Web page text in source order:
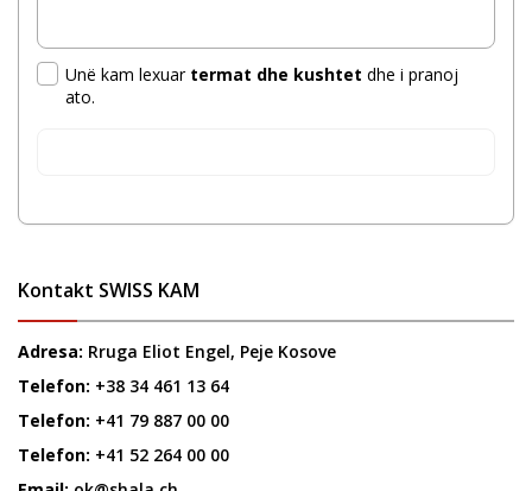
Unë kam lexuar termat dhe kushtet dhe i pranoj
ato.
Kontakt SWISS KAM
Adresa: Rruga Eliot Engel, Peje Kosove
Telefon: +38 34 461 13 64
Telefon: +41 79 887 00 00
Telefon: +41 52 264 00 00